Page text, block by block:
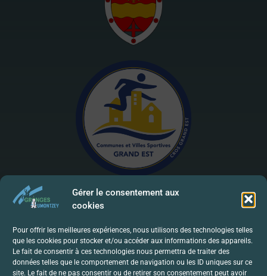
Gérer le consentement aux
cookies
Pour offrir les meilleures expériences, nous utilisons des technologies telles
que les cookies pour stocker et/ou accéder aux informations des appareils.
Le fait de consentir à ces technologies nous permettra de traiter des
données telles que le comportement de navigation ou les ID uniques sur ce
site. Le fait de ne pas consentir ou de retirer son consentement peut avoir
Mentions Légales | RGPD
Politique De Confidentialité
Contact